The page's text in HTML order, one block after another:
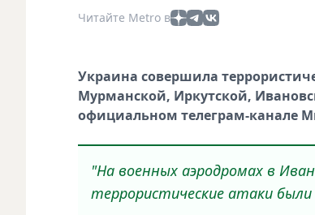
Читайте Metro в
Украина совершила
Мурманской, Иркутской,
официальном телеграм-канале
"На военных аэродромах в
террористические атаки